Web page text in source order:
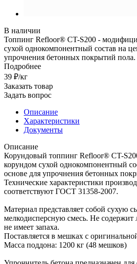
В наличии
Топпинг Refloor® CT-S200 -
сухой однокомпонентный состав на
упрочнения бетонных покрытий пола.
Подробнее
39 ₽/кг
Заказать товар
Задать вопрос
Описание
Характеристики
Документы
Описание
Корундовый топпинг Refloor® CT-
корундом сухой однокомпонентный
основе для упрочнения бетонных
Технические характеристики
соответствуют ГОСТ 31358-2007.
Материал представляет собой сухую
мелкодисперсную смесь. Не содержит
не имеет запаха.
Поставляется в мешках с
Масса поддона: 1200 кг (48 мешков)